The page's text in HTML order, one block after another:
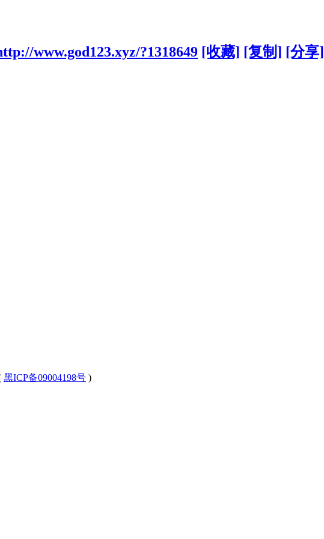
www.god123.xyz/?1318649 [收藏] [复制] [分享]
黑ICP备09004198号 )